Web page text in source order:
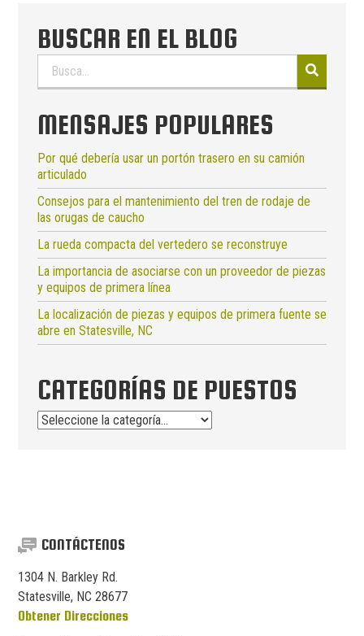
BUSCAR EN EL BLOG
Buscar:
MENSAJES POPULARES
Por qué debería usar un portón trasero en su camión
articulado
Consejos para el mantenimiento del tren de rodaje de
las orugas de caucho
La rueda compacta del vertedero se reconstruye
La importancia de asociarse con un proveedor de piezas
y equipos de primera línea
La localización de piezas y equipos de primera fuente se
abre en Statesville, NC
CATEGORÍAS DE PUESTOS
Categorías
de
CONTÁCTENOS
1304 N. Barkley Rd.
Statesville, NC 28677
Obtener Direcciones